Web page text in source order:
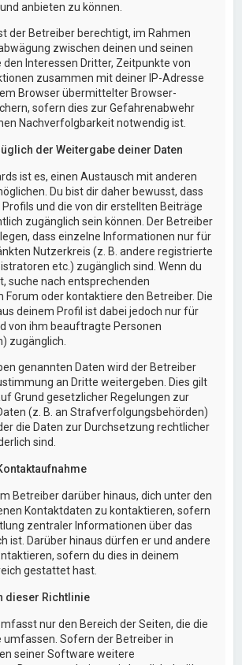
anbieten zu können.
der Betreiber berechtigt, im Rahmen
zwischen deinen und seinen
den Interessen Dritter, Zeitpunkte von
zusammen mit deiner IP-Adresse
Browser übermittelter Browser-
sofern dies zur Gefahrenabwehr
Nachverfolgbarkeit notwendig ist.
der Weitergabe deiner Daten
ist es, einen Austausch mit anderen
Du bist dir daher bewusst, dass
und die von dir erstellten Beiträge
zugänglich sein können. Der Betreiber
dass einzelne Informationen nur für
Nutzerkreis (z. B. andere registrierte
etc.) zugänglich sind. Wenn du
suche nach entsprechenden
Forum oder kontaktiere den Betreiber. Die
deinem Profil ist dabei jedoch nur für
von ihm beauftragte Personen
zugänglich.
genannten Daten wird der Betreiber
an Dritte weitergeben. Dies gilt
Grund gesetzlicher Regelungen zur
(z. B. an Strafverfolgungsbehörden)
die Daten zur Durchsetzung rechtlicher
sind.
Betreiber darüber hinaus, dich unter den
Kontaktdaten zu kontaktieren, sofern
zentraler Informationen über das
ist. Darüber hinaus dürfen er und andere
sofern du dies in deinem
gestattet hast.
dieser Richtlinie
nur den Bereich der Seiten, die die
Sofern der Betreiber in
seiner Software weitere